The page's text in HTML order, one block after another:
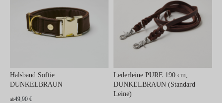
Halsband Softie
DUNKELBRAUN
ab49,90 €
Lederleine PURE 190 cm,
DUNKELBRAUN (Standard
Leine)